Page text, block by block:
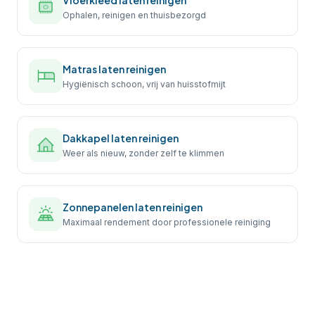
Ophalen, reinigen en thuisbezorgd
Matras laten reinigen
Hygiënisch schoon, vrij van huisstofmijt
Dakkapel laten reinigen
Weer als nieuw, zonder zelf te klimmen
Zonnepanelen laten reinigen
Maximaal rendement door professionele reiniging